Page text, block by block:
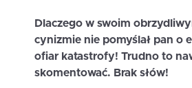
Dlaczego w swoim
cynizmie nie pomyślał pan o
ofiar katastrofy! Trudno to
skomentować. Brak słów!